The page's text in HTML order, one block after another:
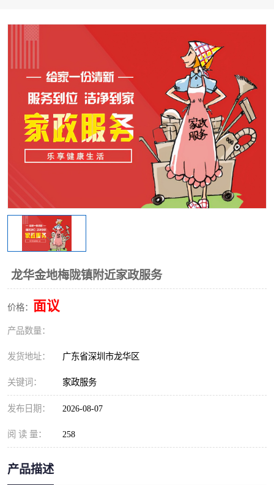
龙华金地梅陇镇附近家政服务
价格： 面议
产品数量：
发货地址： 广东省深圳市龙华区
关键词： 家政服务
发布日期： 2026-08-07
阅 读 量： 258
产品描述